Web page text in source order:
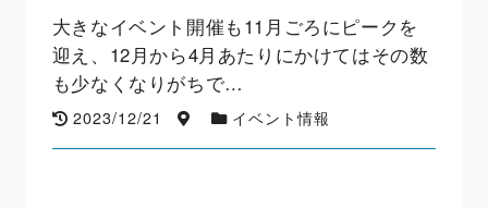
大きなイベント開催も11月ごろにピークを
迎え、12月から4月あたりにかけてはその数
も少なくなりがちで…
2023/12/21 イベント情報